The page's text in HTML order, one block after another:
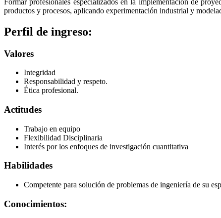
productos y procesos, aplicando experimentación industrial y
Perfil de ingreso:
Valores
Integridad
Responsabilidad y respeto.
Ética profesional.
Actitudes
Trabajo en equipo
Flexibilidad Disciplinaria
Interés por los enfoques de investigación cuantitativa
Habilidades
Competente para solución de problemas de ingeniería de su
Conocimientos: